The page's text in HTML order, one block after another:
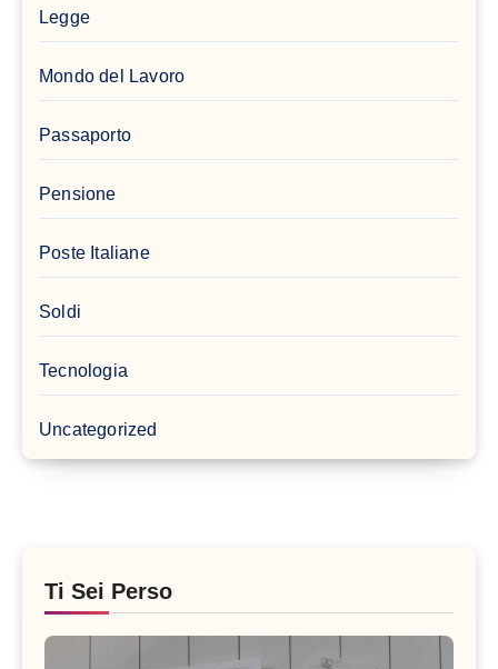
Legge
Mondo del Lavoro
Passaporto
Pensione
Poste Italiane
Soldi
Tecnologia
Uncategorized
Ti Sei Perso